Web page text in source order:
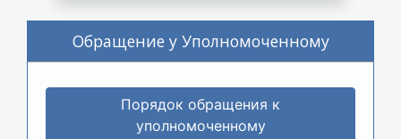
Обращение у Уполномоченному
Порядок обращения к
уполномоченному